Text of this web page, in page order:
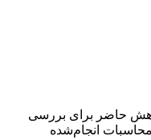
حاضر برای بررسی
انجام‌شده